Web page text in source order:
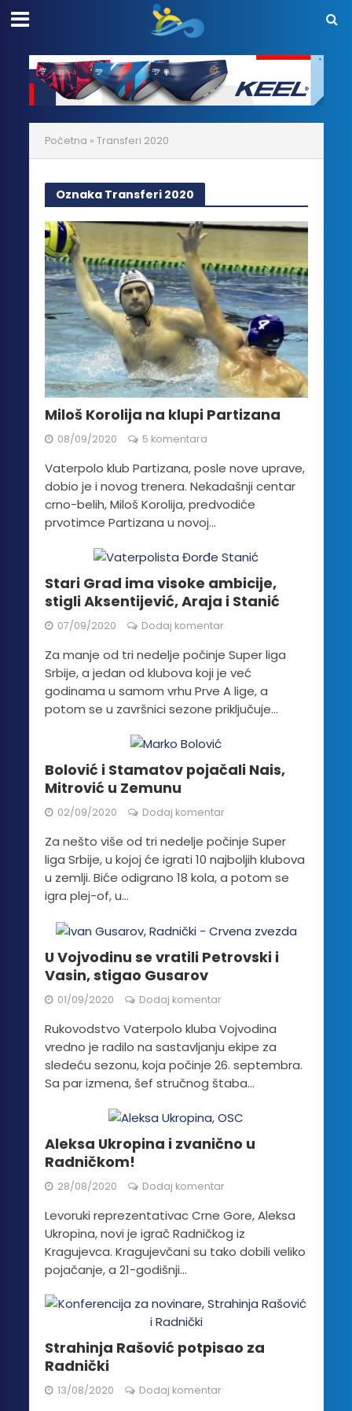
Početna » Transferi 2020
Oznaka Transferi 2020
Miloš Korolija na klupi Partizana
08/09/2020 5 komentara
Vaterpolo klub Partizana, posle nove uprave,
dobio je i novog trenera. Nekadašnji centar
crno-belih, Miloš Korolija, predvodiće
prvotimce Partizana u novoj...
Stari Grad ima visoke ambicije,
stigli Aksentijević, Araja i Stanić
07/09/2020 Dodaj komentar
Za manje od tri nedelje počinje Super liga
Srbije, a jedan od klubova koji je već
godinama u samom vrhu Prve A lige, a
potom se u završnici sezone priključuje...
Bolović i Stamatov pojačali Nais,
Mitrović u Zemunu
02/09/2020 Dodaj komentar
Za nešto više od tri nedelje počinje Super
liga Srbije, u kojoj će igrati 10 najboljih klubova
u zemlji. Biće odigrano 18 kola, a potom se
igra plej-of, u...
U Vojvodinu se vratili Petrovski i
Vasin, stigao Gusarov
01/09/2020 Dodaj komentar
Rukovodstvo Vaterpolo kluba Vojvodina
vredno je radilo na sastavljanju ekipe za
sledeću sezonu, koja počinje 26. septembra.
Sa par izmena, šef stručnog štaba...
Aleksa Ukropina i zvanično u
Radničkom!
28/08/2020 Dodaj komentar
Levoruki reprezentativac Crne Gore, Aleksa
Ukropina, novi je igrač Radničkog iz
Kragujevca. Kragujevčani su tako dobili veliko
pojačanje, a 21-godišnji...
Strahinja Rašović potpisao za
Radnički
13/08/2020 Dodaj komentar